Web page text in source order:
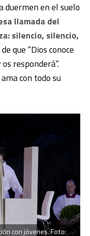
duermen en el suelo
llamada del
silencio, silencio,
que “Dios conoce
responderá”.
con todo su
con jóvenes. Foto: